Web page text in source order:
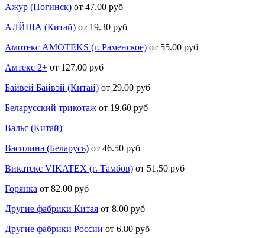
Ажур (Ногинск) от 47.00 руб
АЛЙША (Китай) от 19.30 руб
Амотекс AMOTEKS (г. Раменское) от 55.00 руб
Амтекс 2+ от 127.00 руб
Байвей Байвэй (Китай) от 29.00 руб
Беларусский трикотаж от 19.60 руб
Вальс (Китай)
Василина (Беларусь) от 46.50 руб
Викатекс VIKATEX (г. Тамбов) от 51.50 руб
Горянка от 82.00 руб
Другие фабрики Китая от 8.00 руб
Другие фабрики России от 6.80 руб